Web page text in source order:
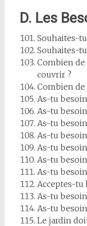
D. Les
Souhaites-
Souhaites-
Combien de
couvrir ?
Combien de
As-tu
As-tu
As-tu
As-tu
As-tu
As-tu
As-tu
Acceptes-tu
As-tu
As-tu
Le jardin